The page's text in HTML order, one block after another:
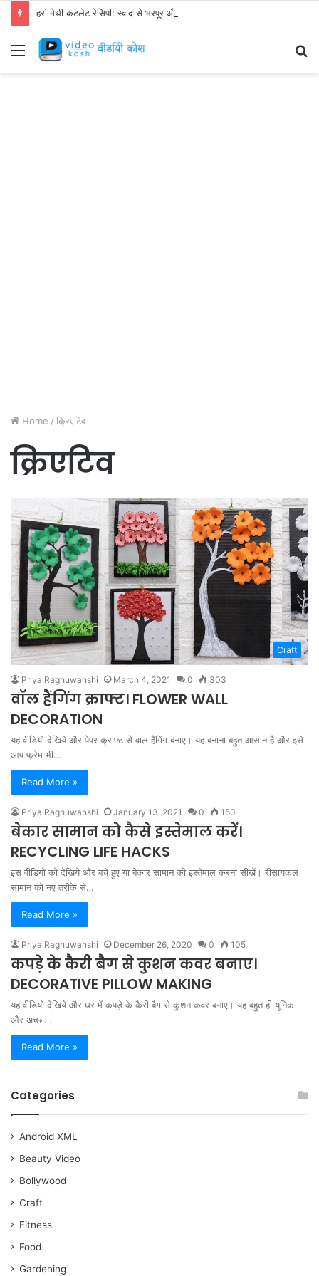
हरी मेथी कटलेट रेसिपी: स्वाद से भरपूर और स्वस्थ नाश्ता बनाएं!
Menu
Home / क्रिएटिव
क्रिएटिव
Craft
Priya Raghuwanshi March 4, 2021 0 303
वॉल हैंगिंग क्राफ्ट। FLOWER WALL
DECORATION
यह वीडियो देखिये और पेपर क्राफ्ट से वाल हैंगिंग बनाए। यह बनाना बहुत आसान है और इसे
आप फ्रेम भी…
Read More »
Priya Raghuwanshi January 13, 2021 0 150
बेकार सामान को कैसे इस्तेमाल करें।
RECYCLING LIFE HACKS
इस वीडियो को देखिये और बचे हुए या बेकार सामान को इस्तेमाल करना सीखें। रीसायकल
सामान को नए तरीके से…
Read More »
Priya Raghuwanshi December 26, 2020 0 105
कपड़े के कैरी बैग से कुशन कवर बनाए।
DECORATIVE PILLOW MAKING
यह वीडियो देखिये और घर में कपड़े के कैरी बैग से कुशन कवर बनाए। यह बहुत ही यूनिक
और अच्छा…
Read More »
Categories
Android XML
Beauty Video
Bollywood
Craft
Fitness
Food
Gardening